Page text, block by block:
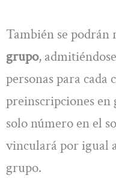
También se podrán
grupo,
personas para cada
preinscripciones
solo número en el
vinculará por igual
grupo.